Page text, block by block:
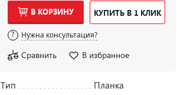
В КОРЗИНУ КУПИТЬ В 1 КЛИК
Нужна консультация?
Сравнить В избранное
Тип
Планка